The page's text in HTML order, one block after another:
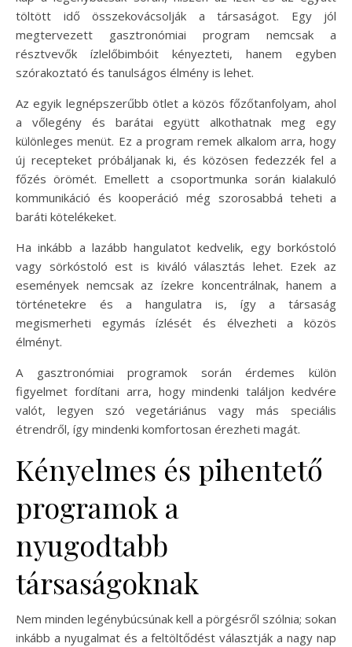
töltött idő összekovácsolják a társaságot. Egy jól
megtervezett gasztronómiai program nemcsak a
résztvevők ízlelőbimbóit kényezteti, hanem egyben
szórakoztató és tanulságos élmény is lehet.
Az egyik legnépszerűbb ötlet a közös főzőtanfolyam, ahol
a vőlegény és barátai együtt alkothatnak meg egy
különleges menüt. Ez a program remek alkalom arra, hogy
új recepteket próbáljanak ki, és közösen fedezzék fel a
főzés örömét. Emellett a csoportmunka során kialakuló
kommunikáció és kooperáció még szorosabbá teheti a
baráti kötelékeket.
Ha inkább a lazább hangulatot kedvelik, egy borkóstoló
vagy sörkóstoló est is kiváló választás lehet. Ezek az
események nemcsak az ízekre koncentrálnak, hanem a
történetekre és a hangulatra is, így a társaság
megismerheti egymás ízlését és élvezheti a közös
élményt.
A gasztronómiai programok során érdemes külön
figyelmet fordítani arra, hogy mindenki találjon kedvére
valót, legyen szó vegetáriánus vagy más speciális
étrendről, így mindenki komfortosan érezheti magát.
Kényelmes és pihentető
programok a
nyugodtabb
társaságoknak
Nem minden legénybúcsúnak kell a pörgésről szólnia; sokan
inkább a nyugalmat és a feltöltődést választják a nagy nap